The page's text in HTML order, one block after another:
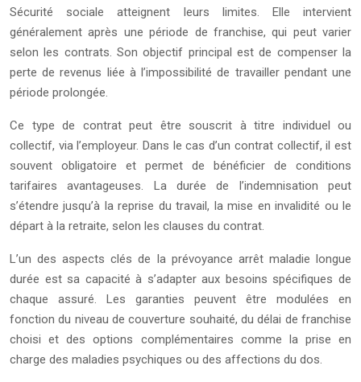
Sécurité sociale atteignent leurs limites. Elle intervient
généralement après une période de franchise, qui peut varier
selon les contrats. Son objectif principal est de compenser la
perte de revenus liée à l’impossibilité de travailler pendant une
période prolongée.
Ce type de contrat peut être souscrit à titre individuel ou
collectif, via l’employeur. Dans le cas d’un contrat collectif, il est
souvent obligatoire et permet de bénéficier de conditions
tarifaires avantageuses. La durée de l’indemnisation peut
s’étendre jusqu’à la reprise du travail, la mise en invalidité ou le
départ à la retraite, selon les clauses du contrat.
L’un des aspects clés de la prévoyance arrêt maladie longue
durée est sa capacité à s’adapter aux besoins spécifiques de
chaque assuré. Les garanties peuvent être modulées en
fonction du niveau de couverture souhaité, du délai de franchise
choisi et des options complémentaires comme la prise en
charge des maladies psychiques ou des affections du dos.